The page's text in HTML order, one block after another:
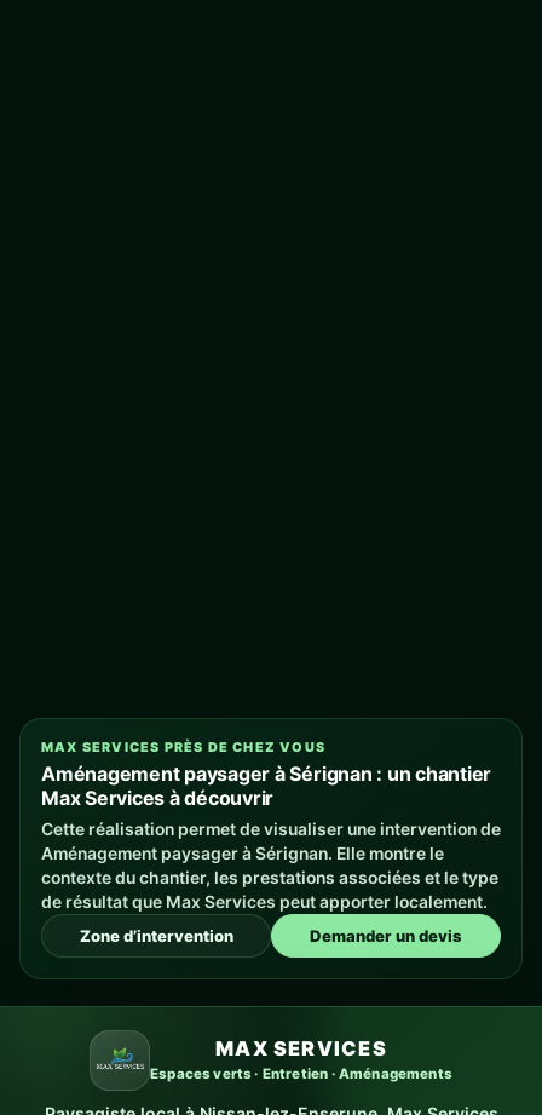
MAX SERVICES PRÈS DE CHEZ VOUS
Aménagement paysager à Sérignan : un chantier
Max Services à découvrir
Cette réalisation permet de visualiser une intervention de
Aménagement paysager à Sérignan. Elle montre le
contexte du chantier, les prestations associées et le type
de résultat que Max Services peut apporter localement.
Zone d’intervention
Demander un devis
MAX SERVICES
Espaces verts · Entretien · Aménagements